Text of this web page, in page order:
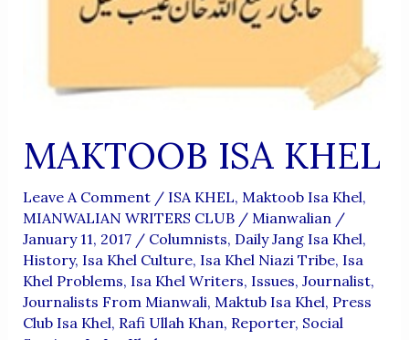
MAKTOOB ISA KHEL
Leave A Comment / ISA KHEL, Maktoob Isa Khel,
MIANWALIAN WRITERS CLUB/ Mianwalian /
January 11, 2017 / Columnists, Daily Jang Isa Khel,
History, Isa Khel Culture, Isa Khel Niazi Tribe, Isa
Khel Problems, Isa Khel Writers, Issues, Journalist,
Journalists From Mianwali, Maktub Isa Khel, Press
Club Isa Khel, Rafi Ullah Khan, Reporter, Social